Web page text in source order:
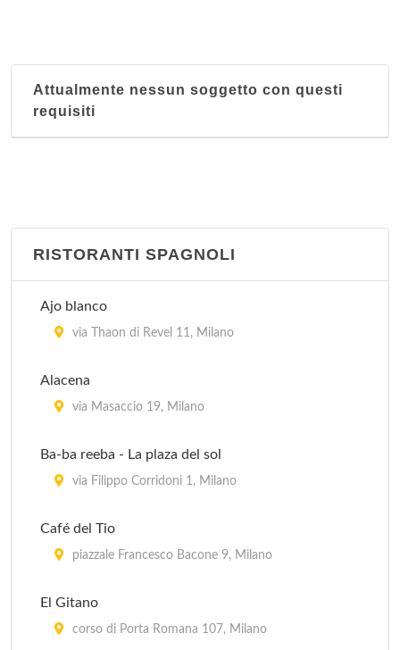
Attualmente nessun soggetto con questi
requisiti
RISTORANTI SPAGNOLI
Ajo blanco
via Thaon di Revel 11, Milano
Alacena
via Masaccio 19, Milano
Ba-ba reeba - La plaza del sol
via Filippo Corridoni 1, Milano
Café del Tio
piazzale Francesco Bacone 9, Milano
El Gitano
corso di Porta Romana 107, Milano